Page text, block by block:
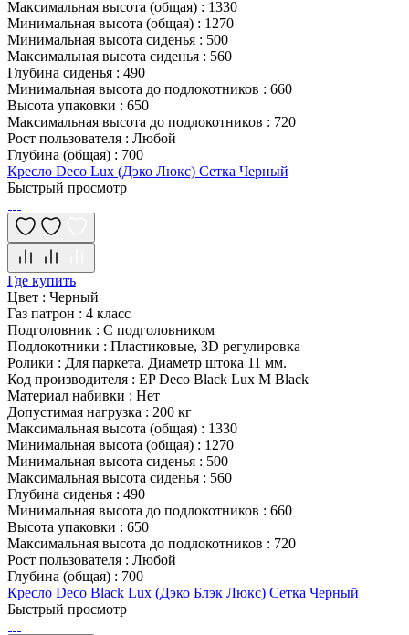
Максимальная высота (общая) : 1330
Минимальная высота (общая) : 1270
Минимальная высота сиденья : 500
Максимальная высота сиденья : 560
Глубина сиденья : 490
Минимальная высота до подлокотников : 660
Высота упаковки : 650
Максимальная высота до подлокотников : 720
Рост пользователя : Любой
Глубина (общая) : 700
Кресло Deco Lux (Дэко Люкс) Сетка Черный
Быстрый просмотр
Где купить
Цвет : Черный
Газ патрон : 4 класс
Подголовник : С подголовником
Подлокотники : Пластиковые, 3D регулировка
Ролики : Для паркета. Диаметр штока 11 мм.
Код производителя : EP Deco Black Lux M Black
Материал набивки : Нет
Допустимая нагрузка : 200 кг
Максимальная высота (общая) : 1330
Минимальная высота (общая) : 1270
Минимальная высота сиденья : 500
Максимальная высота сиденья : 560
Глубина сиденья : 490
Минимальная высота до подлокотников : 660
Высота упаковки : 650
Максимальная высота до подлокотников : 720
Рост пользователя : Любой
Глубина (общая) : 700
Кресло Deco Black Lux (Дэко Блэк Люкс) Сетка Черный
Быстрый просмотр